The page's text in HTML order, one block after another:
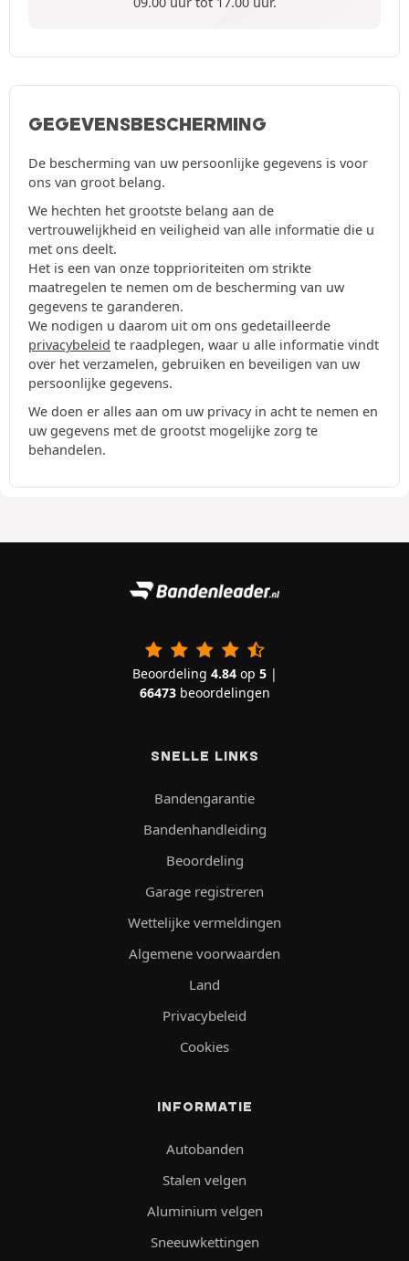
GEGEVENSBESCHERMING
De bescherming van uw persoonlijke gegevens is voor
ons van groot belang.
We hechten het grootste belang aan de
vertrouwelijkheid en veiligheid van alle informatie die u
met ons deelt.
Het is een van onze topprioriteiten om strikte
maatregelen te nemen om de bescherming van uw
gegevens te garanderen.
We nodigen u daarom uit om ons gedetailleerde
privacybeleid te raadplegen, waar u alle informatie vindt
over het verzamelen, gebruiken en beveiligen van uw
persoonlijke gegevens.
We doen er alles aan om uw privacy in acht te nemen en
uw gegevens met de grootst mogelijke zorg te
behandelen.
Beoordeling 4.84op 5|
66473beoordelingen
SNELLE LINKS
Bandengarantie
Bandenhandleiding
Beoordeling
Garage registreren
Wettelijke vermeldingen
Algemene voorwaarden
Land
Privacybeleid
Cookies
INFORMATIE
Autobanden
Stalen velgen
Aluminium velgen
Sneeuwkettingen